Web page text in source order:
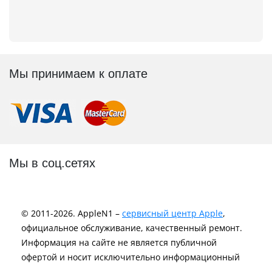
Мы принимаем к оплате
Мы в соц.сетях
© 2011-2026. AppleN1 – сервисный центр Apple,
официальное обслуживание, качественный ремонт.
Информация на сайте не является публичной
офертой и носит исключительно информационный